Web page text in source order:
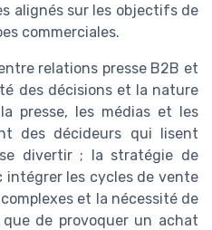
alignés sur les objectifs de
commerciales.
relations presse B2B et
des décisions et la nature
presse, les médias et les
des décideurs qui lisent
divertir ; la stratégie de
intégrer les cycles de vente
et la nécessité de
de provoquer un achat